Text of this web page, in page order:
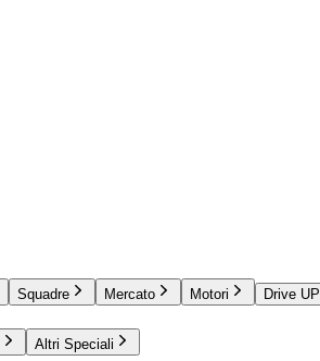
Squadre Mercato Motori Drive UP
Altri Speciali